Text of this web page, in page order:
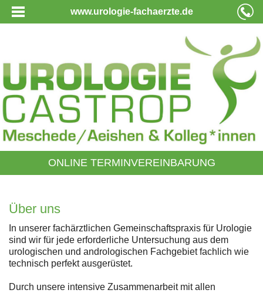
www.urologie-fachaerzte.de
ONLINE TERMINVEREINBARUNG
Über uns
In unserer fachärztlichen Gemeinschaftspraxis für Urologie
sind wir für jede erforderliche Untersuchung aus dem
urologischen und andrologischen Fachgebiet fachlich wie
technisch perfekt ausgerüstet.
Durch unsere intensive Zusammenarbeit mit allen